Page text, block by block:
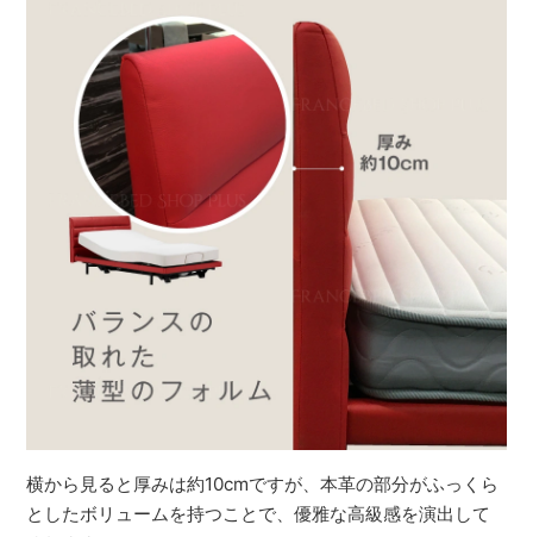
横から見ると厚みは約10cmですが、本革の部分がふっくら
としたボリュームを持つことで、優雅な高級感を演出して